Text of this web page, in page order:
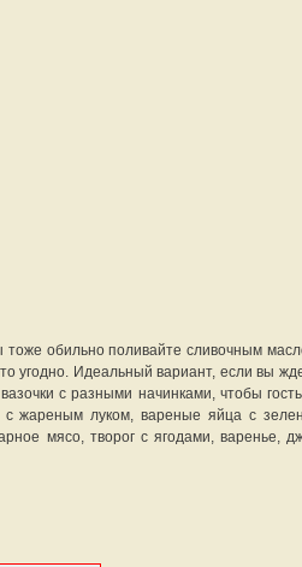
обильно поливайте сливочным
угодно. Идеальный вариант, если вы
с разными начинками, чтобы
с жареным луком, вареные яйца с
мясо, творог с ягодами,